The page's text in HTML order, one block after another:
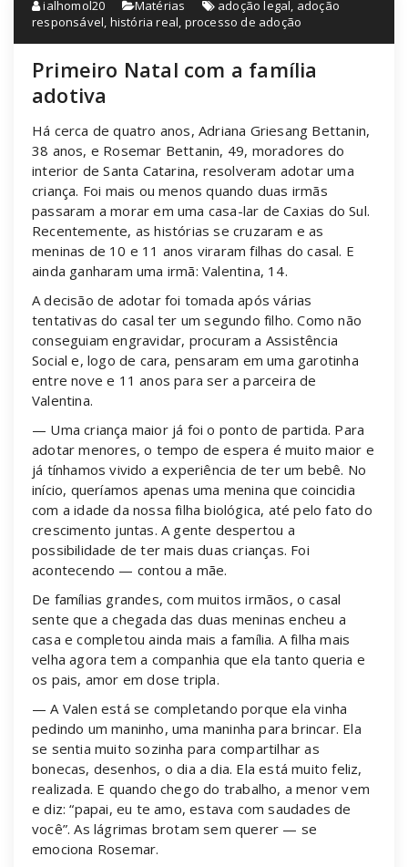
ialhomol20 Matérias adoção legal adoção
responsável história real processo de adoção
Primeiro Natal com a família
adotiva
Há cerca de quatro anos, Adriana Griesang Bettanin,
38 anos, e Rosemar Bettanin, 49, moradores do
interior de Santa Catarina, resolveram adotar uma
criança. Foi mais ou menos quando duas irmãs
passaram a morar em uma casa-lar de Caxias do Sul.
Recentemente, as histórias se cruzaram e as
meninas de 10 e 11 anos viraram filhas do casal. E
ainda ganharam uma irmã: Valentina, 14.
A decisão de adotar foi tomada após várias
tentativas do casal ter um segundo filho. Como não
conseguiam engravidar, procuram a Assistência
Social e, logo de cara, pensaram em uma garotinha
entre nove e 11 anos para ser a parceira de
Valentina.
— Uma criança maior já foi o ponto de partida. Para
adotar menores, o tempo de espera é muito maior e
já tínhamos vivido a experiência de ter um bebê. No
início, queríamos apenas uma menina que coincidia
com a idade da nossa filha biológica, até pelo fato do
crescimento juntas. A gente despertou a
possibilidade de ter mais duas crianças. Foi
acontecendo — contou a mãe.
De famílias grandes, com muitos irmãos, o casal
sente que a chegada das duas meninas encheu a
casa e completou ainda mais a família. A filha mais
velha agora tem a companhia que ela tanto queria e
os pais, amor em dose tripla.
— A Valen está se completando porque ela vinha
pedindo um maninho, uma maninha para brincar. Ela
se sentia muito sozinha para compartilhar as
bonecas, desenhos, o dia a dia. Ela está muito feliz,
realizada. E quando chego do trabalho, a menor vem
e diz: “papai, eu te amo, estava com saudades de
você”. As lágrimas brotam sem querer — se
emociona Rosemar.